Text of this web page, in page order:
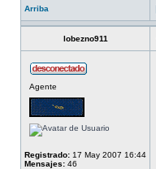
Arriba
lobezno911
Agente
Registrado: 17 May 2007 16:44
Mensajes: 46